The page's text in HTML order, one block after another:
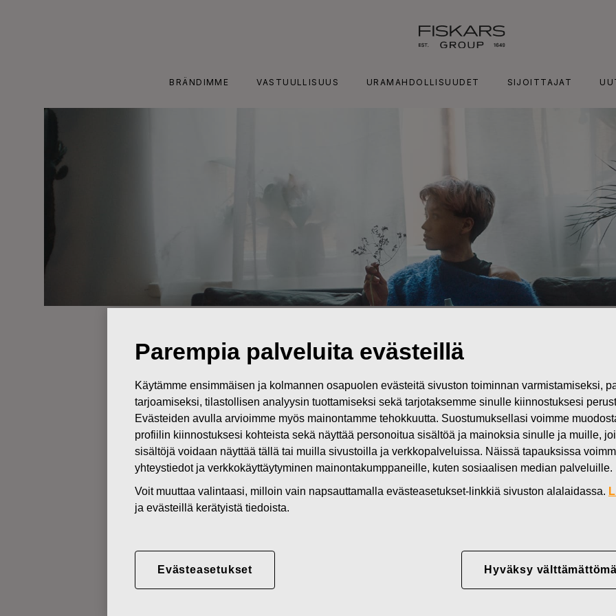
BRÄNDIMME VASTUULLISUUS URAMAHDOLLISUUDET SIJOITTAJAT
PÖRSSITIEDOTTEET
KUTSU FISKARS OYJ ABP:N
YHTIÖKOKOUKSEEN
Fiskars Oyj Abp
Pörssitiedote
Fiskars Oyj Abp:n osakkeenomistajat kutsutaan varsinaiseen yhtiökokoukseen, joka pidetään
Parempia palveluita evästeillä
Käytämme ensimmäisen ja kolmannen osapuolen evästeitä sivuston toiminnan varmistamiseksi,
tarjoamiseksi, tilastollisen analyysin tuottamiseksi sekä tarjotaksemme sinulle kiinnostuksesi
Evästeiden avulla arvioimme myös mainontamme tehokkuutta. Suostumuksellasi voimme
profiilin kiinnostuksesi kohteista sekä näyttää personoitua sisältöä ja mainoksia sinulle ja muille,
sisältöjä voidaan näyttää tällä tai muilla sivustoilla ja verkkopalveluissa. Näissä tapauksissa
yhteystiedot ja verkkokäyttäytyminen mainontakumppaneille, kuten sosiaalisen median palveluille.
Voit muuttaa valintaasi, milloin vain napsauttamalla evästeasetukset-linkkiä sivuston alalaidassa.
ja evästeillä kerätyistä tiedoista.
Evästeasetukset Hyväksy